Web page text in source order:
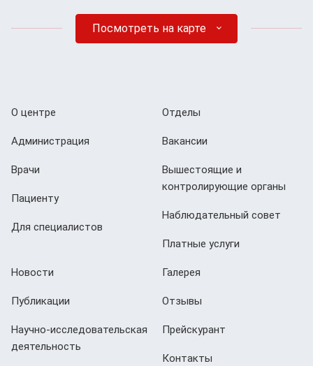
Посмотреть на карте
О центре
Администрация
Врачи
Пациенту
Для специалистов
Отделы
Вакансии
Вышестоящие и
контролирующие органы
Наблюдательный совет
Платные услуги
Новости
Публикации
Научно-исследовательская
деятельность
Галерея
Отзывы
Прейскурант
Контакты